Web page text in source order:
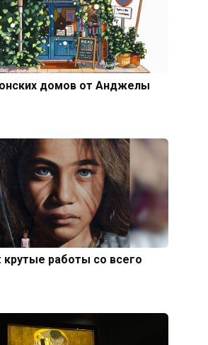
домов от Анджелы
крутые работы со всего